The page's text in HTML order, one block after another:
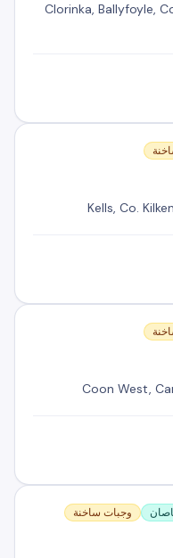
Clorinka, Ballyfoyle,
Kells, Co.
Coon West,
وجبات ساخنة